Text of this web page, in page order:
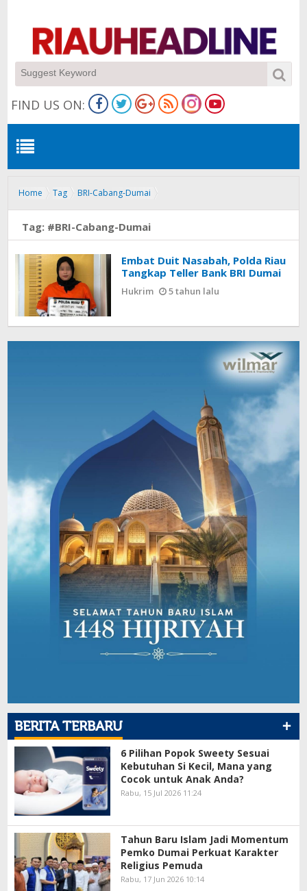
FIND US ON:
Home Tag BRI-Cabang-Dumai
Tag: #BRI-Cabang-Dumai
Embat Duit Nasabah, Polda Riau
Tangkap Teller Bank BRI Dumai
Hukrim 5 tahun lalu
+
BERITA TERBARU
6 Pilihan Popok Sweety Sesuai
Kebutuhan Si Kecil, Mana yang
Cocok untuk Anak Anda?
Rabu, 15 Jul 2026 11:24
Tahun Baru Islam Jadi Momentum
Pemko Dumai Perkuat Karakter
Religius Pemuda
Rabu, 17 Jun 2026 10:14